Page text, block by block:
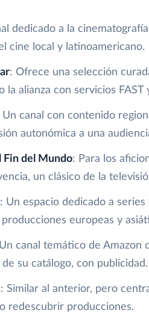
dedicado a la
cine local y latinoamericano.
: Ofrece una selección
la alianza con servicios FAST
Un canal con contenido
autonómica a una
Fin del Mundo: Para los
un clásico de la
: Un espacio dedicado a
europeas y
canal temático de Amazon
su catálogo, con publicidad.
: Similar al anterior, pero
redescubrir producciones.